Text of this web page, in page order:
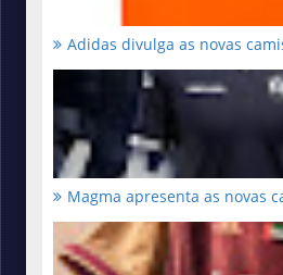
Adidas divulga as novas
Magma apresenta as novas